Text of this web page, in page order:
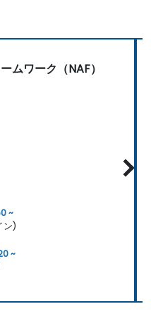
ムワーク（NAF）
~
ン)
~